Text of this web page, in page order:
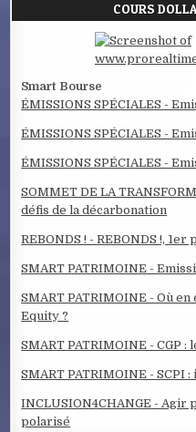
COURS
Smart Bourse
ÉMISSIONS SPÉCIALES -
ÉMISSIONS SPÉCIALES -
ÉMISSIONS SPÉCIALES -
SOMMET DE LA
défis de la décarbonation
REBONDS ! - REBONDS !,
SMART PATRIMOINE -
SMART PATRIMOINE - Où
Equity ?
SMART PATRIMOINE - CGP :
SMART PATRIMOINE - SCPI
INCLUSION4CHANGE - Agir
polarisé